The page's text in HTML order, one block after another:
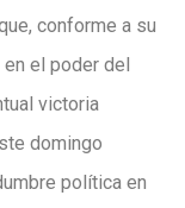
conforme a su
el poder del
victoria
domingo
política en